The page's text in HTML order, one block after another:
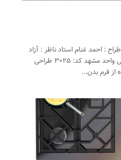
: احمد غنام استاد ناظر : آزاد
دانشگاه : دانشگاه آزاد اسلامی واحد مشهد کد: ۳۰۲۵ طراحی
از فرم بدن...